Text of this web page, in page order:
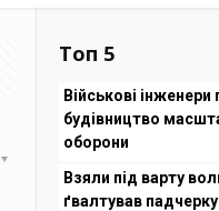
Топ 5
Військові
будівництво
оборони
Взяли під варту
ґвалтував